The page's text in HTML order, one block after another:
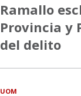
Ramallo
Provincia y
del delito
UOM